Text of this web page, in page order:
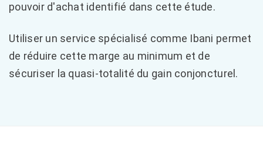
pouvoir d'achat identifié dans cette étude.
Utiliser un service spécialisé comme Ibani permet
de réduire cette marge au minimum et de
sécuriser la quasi-totalité du gain conjoncturel.